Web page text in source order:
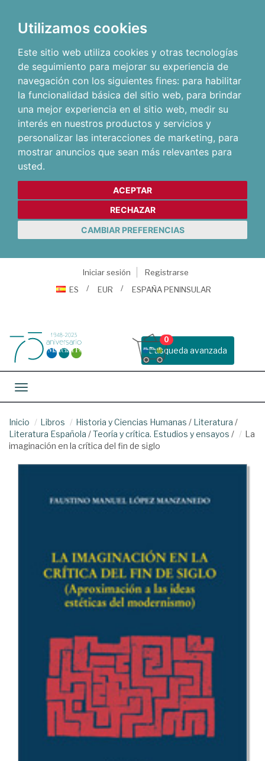
Utilizamos cookies
Este sitio web utiliza cookies y otras tecnologías
de seguimiento para mejorar su experiencia de
navegación con los siguientes fines: para habilitar
la funcionalidad básica del sitio web, para brindar
una mejor experiencia en el sitio web, medir su
interés en nuestros productos y servicios y
personalizar las interacciones de marketing, para
mostrar anuncios que sean más relevantes para
usted.
ACEPTAR
RECHAZAR
CAMBIAR PREFERENCIAS
Iniciar sesión
Registrarse
ES
EUR ESPAÑA PENINSULAR
Busqueda avanzada
0
Toggle navigation
Inicio Libros Historia y Ciencias Humanas / Literatura /
Literatura Española /Teoría y crítica. Estudios y ensayos /
La
imaginación en la crítica del fin de siglo